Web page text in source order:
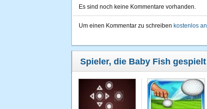
Es sind noch keine Kommentare vorhanden.
Um einen Kommentar zu schreiben kostenlos
Spieler, die Baby Fish